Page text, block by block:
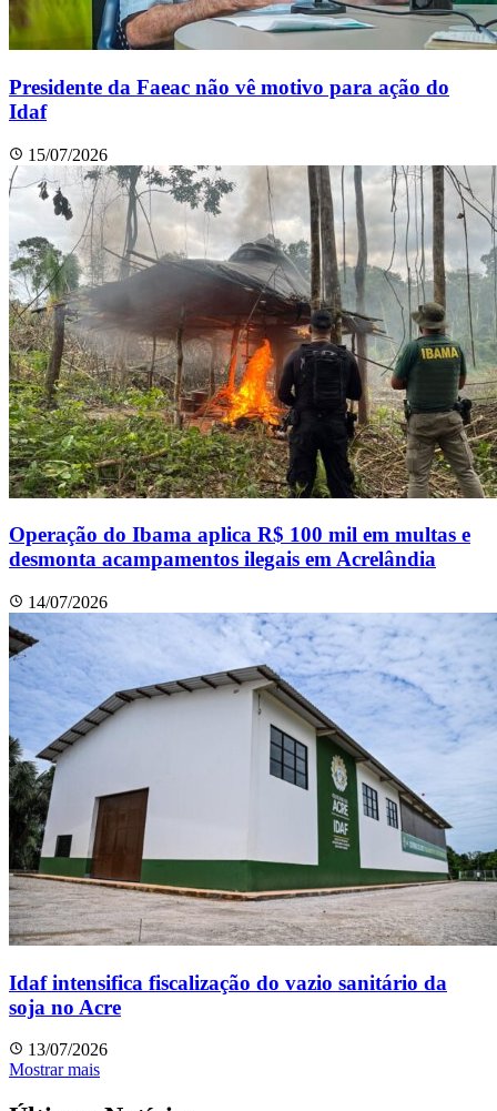
Presidente da Faeac não vê motivo para ação do
Idaf
15/07/2026
Operação do Ibama aplica R$ 100 mil em multas e
desmonta acampamentos ilegais em Acrelândia
14/07/2026
Idaf intensifica fiscalização do vazio sanitário da
soja no Acre
13/07/2026
Mostrar mais